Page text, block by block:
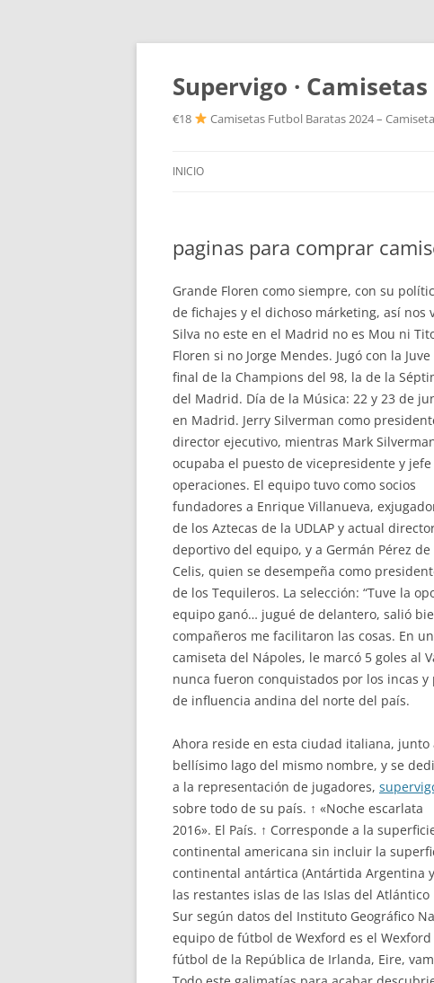
Supervigo ·
€18 Camisetas Futbol Baratas 2024 –
INICIO
paginas para comprar
Grande Floren como siempre, con su
de fichajes y el dichoso márketing, así nos
Silva no este en el Madrid no es Mou ni
Floren si no Jorge Mendes. Jugó con la Juve
final de la Champions del 98, la de la
del Madrid. Día de la Música: 22 y 23 de
en Madrid. Jerry Silverman como
director ejecutivo, mientras Mark
ocupaba el puesto de vicepresidente y jefe
operaciones. El equipo tuvo como socios
fundadores a Enrique Villanueva,
de los Aztecas de la UDLAP y actual
deportivo del equipo, y a Germán Pérez de
Celis, quien se desempeña como
de los Tequileros. La selección: “Tuve la
equipo ganó… jugué de delantero, salió
compañeros me facilitaron las cosas. En
camiseta del Nápoles, le marcó 5 goles al
nunca fueron conquistados por los incas
de influencia andina del norte del país.
Ahora reside en esta ciudad italiana, junto
bellísimo lago del mismo nombre, y se
a la representación de jugadores,
sobre todo de su país. ↑ «Noche escarlata
2016». El País. ↑ Corresponde a la
continental americana sin incluir la
continental antártica (Antártida Argentina y
las restantes islas de las Islas del Atlántico
Sur según datos del Instituto Geográfico
equipo de fútbol de Wexford es el
fútbol de la República de Irlanda, Eire,